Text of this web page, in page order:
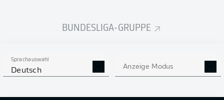
BUNDESLIGA-GRUPPE
Sprachauswahl
Deutsch Anzeige Modus
Profibereich geschafft und seine Chance energisch
Kim Falkenberg, Direktor Fußball von Bayer 04, sieht in